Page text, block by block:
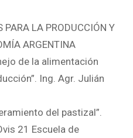
PARA LA PRODUCCIÓN Y
ARGENTINA
de la alimentación
Ing. Agr. Julián
del pastizal”.
21 Escuela de